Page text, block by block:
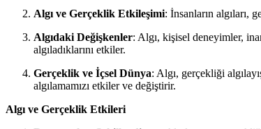
Algı ve Gerçeklik Etkileşimi: İnsanların algıları,
Algıdaki Değişkenler: Algı, kişisel deneyimler,
algıladıklarını etkiler.
Gerçeklik ve İçsel Dünya: Algı, gerçekliği
algılamamızı etkiler ve değiştirir.
Algı ve Gerçeklik Etkileri